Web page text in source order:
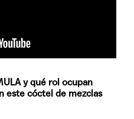
y qué rol ocupan
este cóctel de mezclas